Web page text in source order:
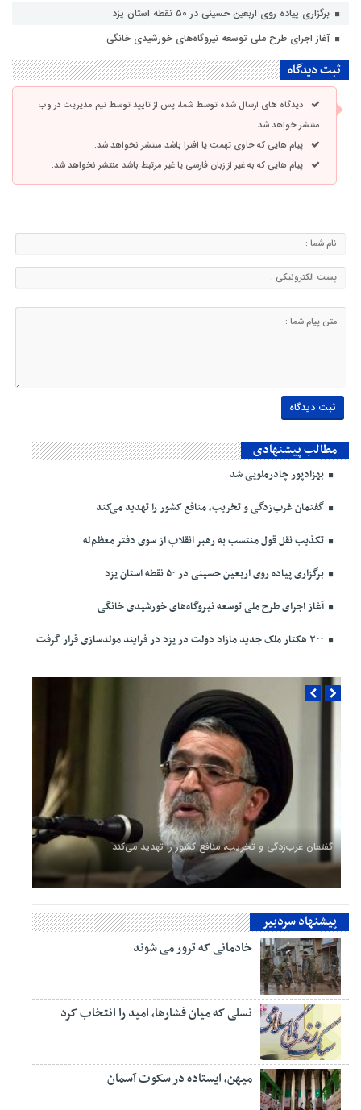
برگزاری پیاده روی اربعین حسینی در ۵۰ نقطه استان یزد
آغاز اجرای طرح ملی توسعه نیروگاه‌های خورشیدی خانگی
ثبت دیدگاه
دیدگاه های ارسال شده توسط شما، پس از تایید توسط تیم مدیریت در وب
منتشر خواهد شد.
پیام هایی که حاوی تهمت یا افترا باشد منتشر نخواهد شد.
پیام هایی که به غیر از زبان فارسی یا غیر مرتبط باشد منتشر نخواهد شد.
مطالب پیشنهادی
بهزادپور چادرملویی شد
گفتمان غرب‌زدگی و تخریب، منافع کشور را تهدید می‌کند
تکذیب نقل قول منتسب به رهبر انقلاب از سوی دفتر معظم‌له
برگزاری پیاده روی اربعین حسینی در ۵۰ نقطه استان یزد
آغاز اجرای طرح ملی توسعه نیروگاه‌های خورشیدی خانگی
گفتمان غرب‌زدگی و تخریب، منافع کشور را تهدید می‌کند
پیشنهاد سردبیر
خادمانی که ترور می شوند
نسلی که میان فشارها، امید را انتخاب کرد
میهن، ایستاده در سکوت آسمان